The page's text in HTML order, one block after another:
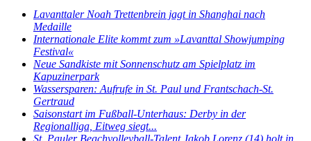
Lavanttaler Noah Trettenbrein jagt in Shanghai nach
Medaille
Internationale Elite kommt zum »Lavanttal Showjumping
Festival«
Neue Sandkiste mit Sonnenschutz am Spielplatz im
Kapuzinerpark
Wassersparen: Aufrufe in St. Paul und Frantschach-St.
Gertraud
Saisonstart im Fußball-Unterhaus: Derby in der
Regionalliga, Eitweg siegt...
St. Pauler Beachvolleyball-Talent Jakob Lorenz (14) holt in